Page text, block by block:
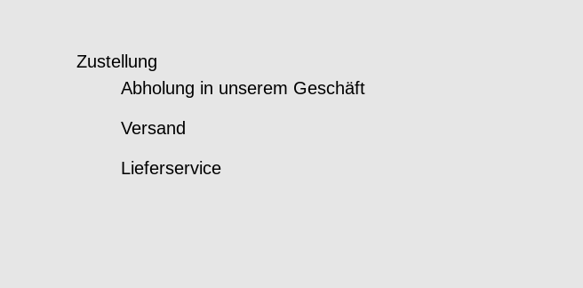
Zustellung
Abholung in unserem Geschäft
Versand
Lieferservice